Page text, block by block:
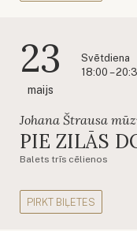
23
maijs
Svētdiena
18:00 –
Johana Štrausa
PIE ZILĀS
Balets trīs cēlienos
PIRKT BIĻETES